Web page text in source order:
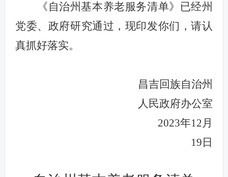
《自治州基本养老服务清单》已经州
党委、政府研究通过，现印发你们，请认
真抓好落实。
昌吉回族自治州
人民政府办公室
2023年12月
19日